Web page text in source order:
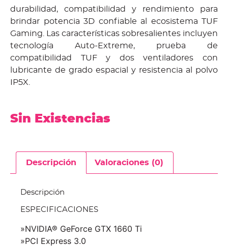
durabilidad, compatibilidad y rendimiento para
brindar potencia 3D confiable al ecosistema TUF
Gaming. Las características sobresalientes incluyen
tecnología Auto-Extreme, prueba de
compatibilidad TUF y dos ventiladores con
lubricante de grado espacial y resistencia al polvo
IP5X.
Sin Existencias
Descripción Valoraciones (0)
Descripción
ESPECIFICACIONES
»NVIDIA® GeForce GTX 1660 Ti
»PCI Express 3.0